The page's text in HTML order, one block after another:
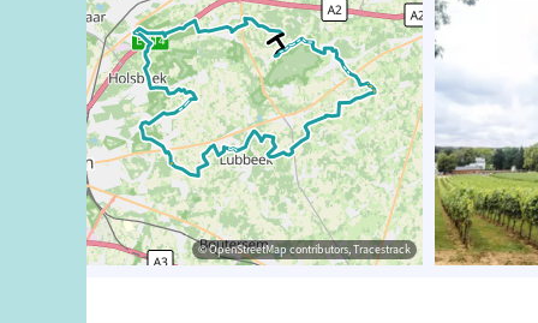
© OpenStreetMap contributors, Tracestrack
© Lander Loeckx © OpenStreetMap contributors, Tracestrack